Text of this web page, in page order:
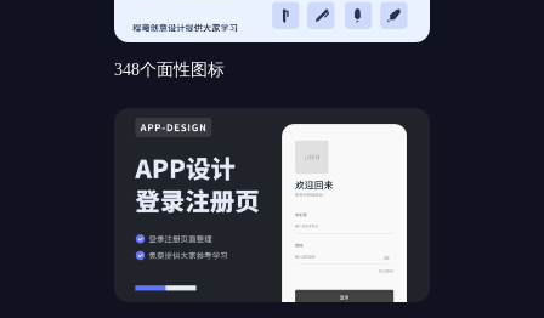
348个面性图标